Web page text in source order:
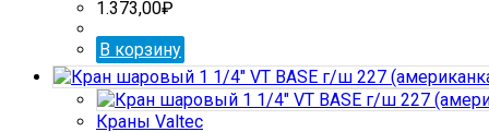
1.373,00₽
В корзину
Краны Valtec